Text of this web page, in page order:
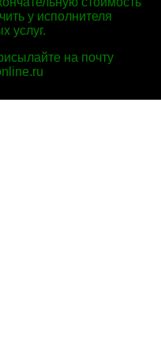
у исполнителя
услуг.
на почту